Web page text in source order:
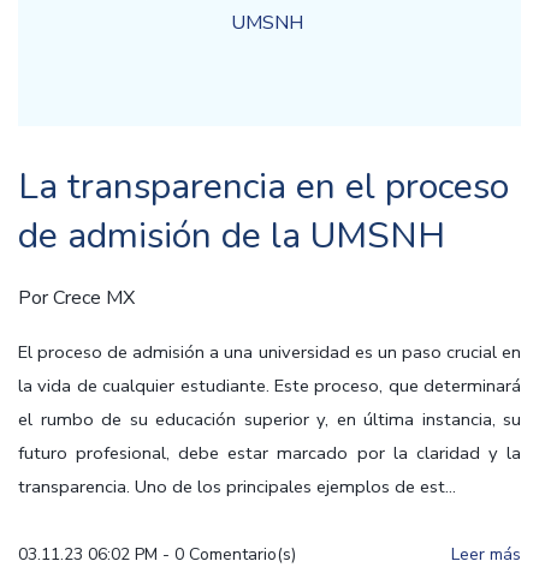
La transparencia en el proceso
de admisión de la UMSNH
PorCrece MX
El proceso de admisión a una universidad es un paso crucial en
la vida de cualquier estudiante. Este proceso, que determinará
el rumbo de su educación superior y, en última instancia, su
futuro profesional, debe estar marcado por la claridad y la
transparencia. Uno de los principales ejemplos de est...
03.11.23 06:02 PM - 0 Comentario(s) Leer más